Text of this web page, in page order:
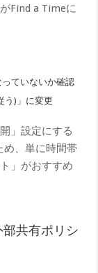
Find a Timeに
ていないか確認
う)」に変更
」設定にする
め、単に時間帯
」がおすすめ
共有ポリシ